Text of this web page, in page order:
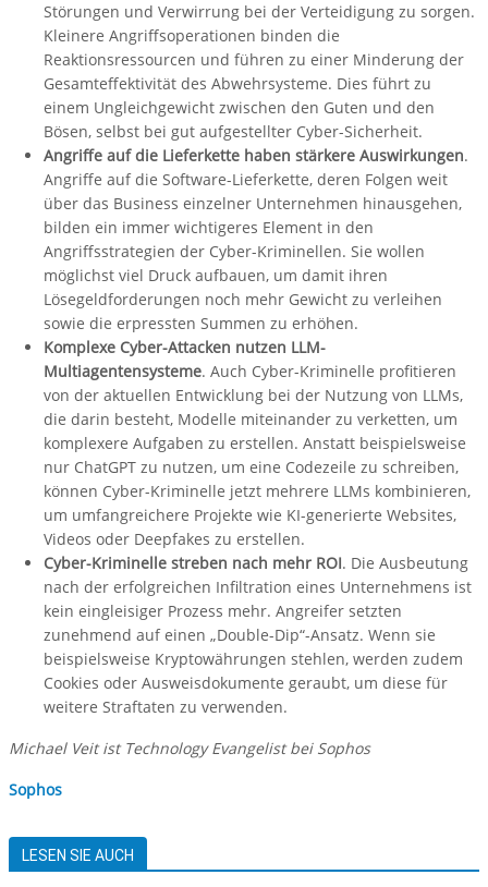
Störungen und Verwirrung bei der Verteidigung zu sorgen.
Kleinere Angriffsoperationen binden die
Reaktionsressourcen und führen zu einer Minderung der
Gesamteffektivität des Abwehrsysteme. Dies führt zu
einem Ungleichgewicht zwischen den Guten und den
Bösen, selbst bei gut aufgestellter Cyber-Sicherheit.
Angriffe auf die Lieferkette haben stärkere Auswirkungen.
Angriffe auf die Software-Lieferkette, deren Folgen weit
über das Business einzelner Unternehmen hinausgehen,
bilden ein immer wichtigeres Element in den
Angriffsstrategien der Cyber-Kriminellen. Sie wollen
möglichst viel Druck aufbauen, um damit ihren
Lösegeldforderungen noch mehr Gewicht zu verleihen
sowie die erpressten Summen zu erhöhen.
Komplexe Cyber-Attacken nutzen LLM-
Multiagentensysteme. Auch Cyber-Kriminelle profitieren
von der aktuellen Entwicklung bei der Nutzung von LLMs,
die darin besteht, Modelle miteinander zu verketten, um
komplexere Aufgaben zu erstellen. Anstatt beispielsweise
nur ChatGPT zu nutzen, um eine Codezeile zu schreiben,
können Cyber-Kriminelle jetzt mehrere LLMs kombinieren,
um umfangreichere Projekte wie KI-generierte Websites,
Videos oder Deepfakes zu erstellen.
Cyber-Kriminelle streben nach mehr ROI. Die Ausbeutung
nach der erfolgreichen Infiltration eines Unternehmens ist
kein eingleisiger Prozess mehr. Angreifer setzten
zunehmend auf einen „Double-Dip“-Ansatz. Wenn sie
beispielsweise Kryptowährungen stehlen, werden zudem
Cookies oder Ausweisdokumente geraubt, um diese für
weitere Straftaten zu verwenden.
Michael Veit ist Technology Evangelist bei Sophos
Sophos
LESEN SIE AUCH